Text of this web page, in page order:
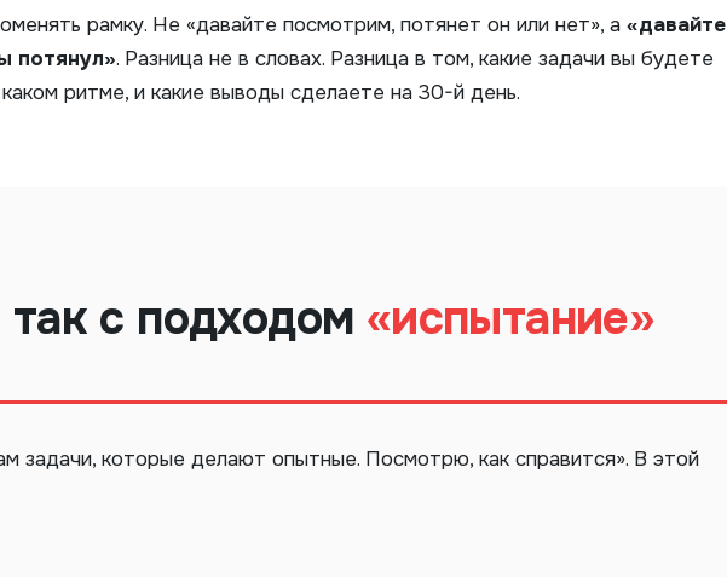
рамку. Не «давайте посмотрим, потянет он или нет», а «давайте
потянул». Разница не в словах. Разница в том, какие задачи вы будете
ритме, и какие выводы сделаете на 30-й день.
так с подходом «испытание»
задачи, которые делают опытные. Посмотрю, как справится». В этой